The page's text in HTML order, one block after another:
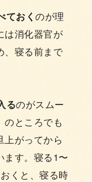
ておくのが理
は消化器官が
、寝る前まで
るのがスムー
のところでも
上がってから
ます。寝る1〜
くと、寝る時